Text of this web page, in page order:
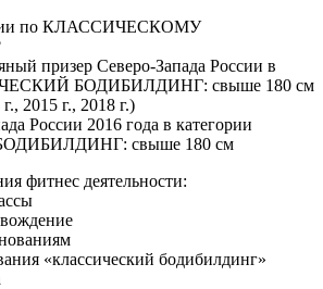
по КЛАССИЧЕСКОМУ
призер Северо-Запада России в
БОДИБИЛДИНГ: свыше 180 см
2015 г., 2018 г.)
России 2016 года в категории
свыше 180 см
фитнес деятельности:
«классический бодибилдинг»